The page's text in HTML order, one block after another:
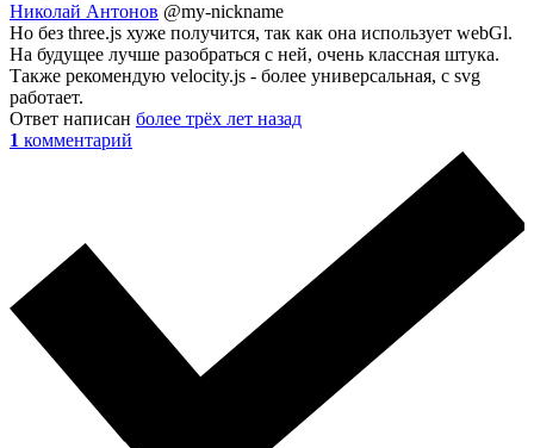
Николай Антонов @my-nickname
Но без three.js хуже получится, так как она использует webGl.
На будущее лучше разобраться с ней, очень классная штука.
Также рекомендую velocity.js - более универсальная, с svg
работает.
Ответ написан более трёх лет назад
1 комментарий